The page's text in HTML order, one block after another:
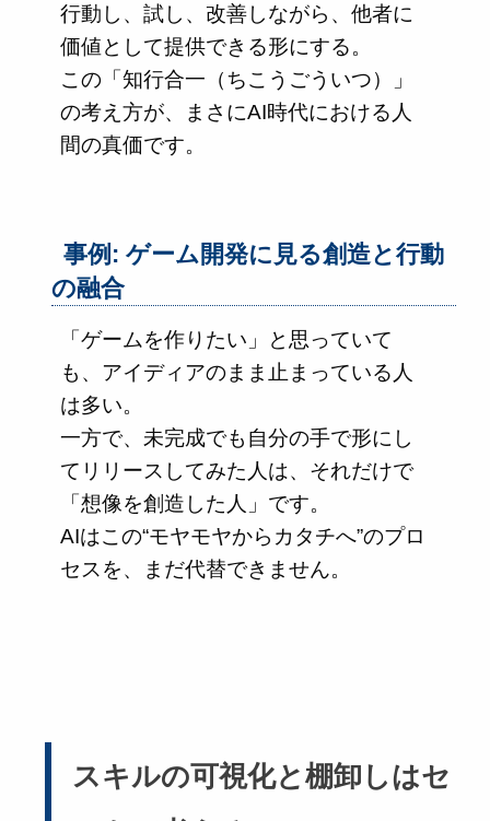
行動し、試し、改善しながら、他者に
価値として提供できる形にする。
この「知行合一（ちこうごういつ）」
の考え方が、まさにAI時代における人
間の真価です。
事例: ゲーム開発に見る創造と行動
の融合
「ゲームを作りたい」と思っていて
も、アイディアのまま止まっている人
は多い。
一方で、未完成でも自分の手で形にし
てリリースしてみた人は、それだけで
「想像を創造した人」です。
AIはこの“モヤモヤからカタチへ”のプロ
セスを、まだ代替できません。
スキルの可視化と棚卸しはセ